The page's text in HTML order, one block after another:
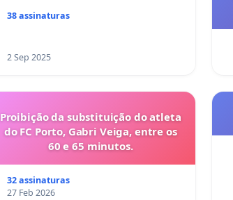
38 assinaturas
2 Sep 2025
Proibição da substituição do atleta
do FC Porto, Gabri Veiga, entre os
60 e 65 minutos.
32 assinaturas
27 Feb 2026